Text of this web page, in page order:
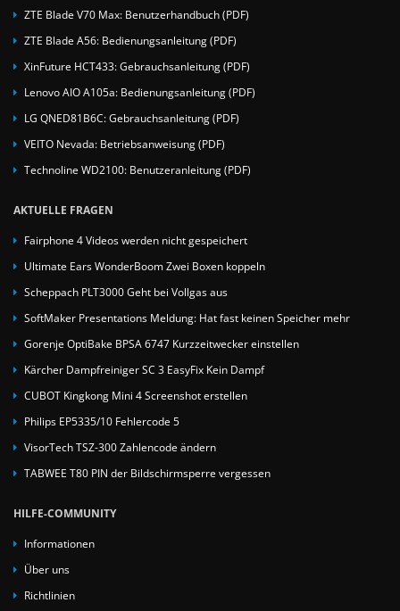
ZTE Blade V70 Max: Benutzerhandbuch (PDF)
ZTE Blade A56: Bedienungsanleitung (PDF)
XinFuture HCT433: Gebrauchsanleitung (PDF)
Lenovo AIO A105a: Bedienungsanleitung (PDF)
LG QNED81B6C: Gebrauchsanleitung (PDF)
VEITO Nevada: Betriebsanweisung (PDF)
Technoline WD2100: Benutzeranleitung (PDF)
AKTUELLE FRAGEN
Fairphone 4 Videos werden nicht gespeichert
Ultimate Ears WonderBoom Zwei Boxen koppeln
Scheppach PLT3000 Geht bei Vollgas aus
SoftMaker Presentations Meldung: Hat fast keinen Speicher mehr
Gorenje OptiBake BPSA 6747 Kurzzeitwecker einstellen
Kärcher Dampfreiniger SC 3 EasyFix Kein Dampf
CUBOT Kingkong Mini 4 Screenshot erstellen
Philips EP5335/10 Fehlercode 5
VisorTech TSZ-300 Zahlencode ändern
TABWEE T80 PIN der Bildschirmsperre vergessen
HILFE-COMMUNITY
Informationen
Über uns
Richtlinien